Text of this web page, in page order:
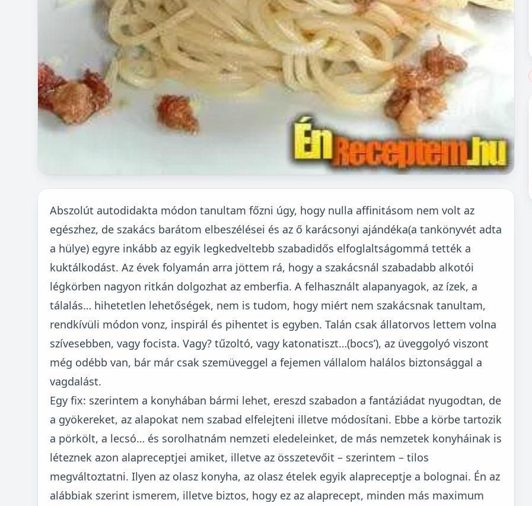
Abszolút autodidakta módon tanultam főzni úgy, hogy nulla affinitásom nem volt az
egészhez, de szakács barátom elbeszélései és az ő karácsonyi ajándéka(a tankönyvét adta
a hülye) egyre inkább az egyik legkedveltebb szabadidős elfoglaltságommá tették a
kuktálkodást. Az évek folyamán arra jöttem rá, hogy a szakácsnál szabadabb alkotói
légkörben nagyon ritkán dolgozhat az emberfia. A felhasznált alapanyagok, az ízek, a
tálalás… hihetetlen lehetőségek, nem is tudom, hogy miért nem szakácsnak tanultam,
rendkívüli módon vonz, inspirál és pihentet is egyben. Talán csak állatorvos lettem volna
szívesebben, vagy focista. Vagy? tűzoltó, vagy katonatiszt…(bocs’), az üveggolyó viszont
még odébb van, bár már csak szemüveggel a fejemen vállalom halálos biztonsággal a
vagdalást.
Egy fix: szerintem a konyhában bármi lehet, ereszd szabadon a fantáziádat nyugodtan, de
a gyökereket, az alapokat nem szabad elfelejteni illetve módosítani. Ebbe a körbe tartozik
a pörkölt, a lecsó… és sorolhatnám nemzeti eledeleinket, de más nemzetek konyháinak is
léteznek azon alapreceptjei amiket, illetve az összetevőit – szerintem – tilos
megváltoztatni. Ilyen az olasz konyha, az olasz ételek egyik alapreceptje a bolognai. Én az
alábbiak szerint ismerem, illetve biztos, hogy ez az alaprecept, minden más maximum